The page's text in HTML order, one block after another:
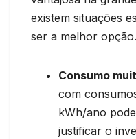
existem situações
ser a melhor opção.
Consumo
com
kWh/ano
justificar o